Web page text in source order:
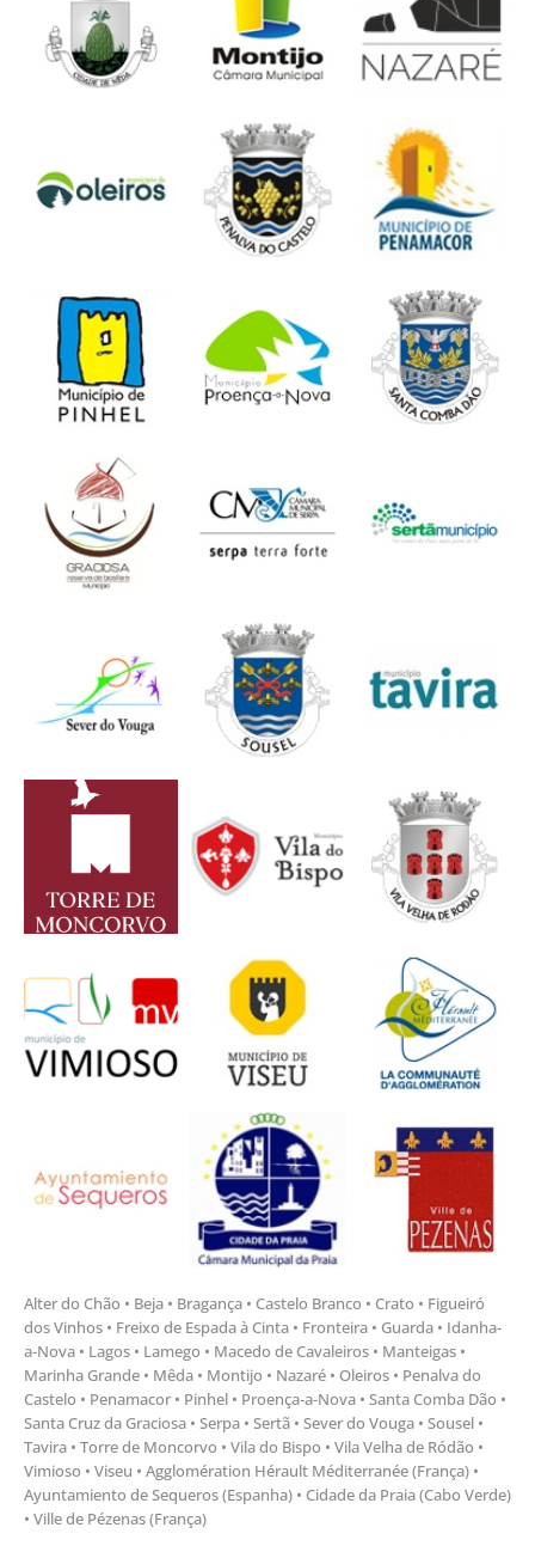
Alter do Chão • Beja • Bragança • Castelo Branco • Crato • Figueiró
dos Vinhos • Freixo de Espada à Cinta • Fronteira • Guarda • Idanha-
a-Nova • Lagos • Lamego • Macedo de Cavaleiros • Manteigas •
Marinha Grande • Mêda • Montijo • Nazaré • Oleiros • Penalva do
Castelo • Penamacor • Pinhel • Proença-a-Nova • Santa Comba Dão •
Santa Cruz da Graciosa • Serpa • Sertã • Sever do Vouga • Sousel •
Tavira • Torre de Moncorvo • Vila do Bispo • Vila Velha de Ródão •
Vimioso • Viseu • Agglomération Hérault Méditerranée (França) •
Ayuntamiento de Sequeros (Espanha) • Cidade da Praia (Cabo Verde)
• Ville de Pézenas (França)